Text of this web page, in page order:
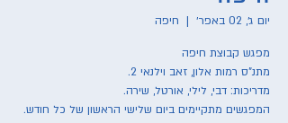
יום ג׳, 02 באפר׳
  |
חיפה